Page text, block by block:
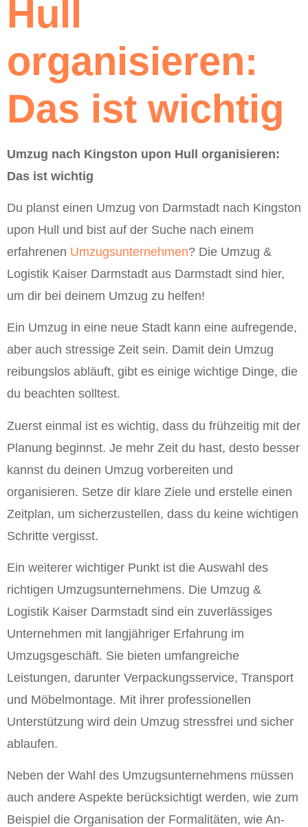
Hull
organisieren:
Das ist wichtig
Umzug nach Kingston upon Hull organisieren:
Das ist wichtig
Du planst einen Umzug von Darmstadt nach Kingston
upon Hull und bist auf der Suche nach einem
erfahrenen Umzugsunternehmen? Die Umzug &
Logistik Kaiser Darmstadt aus Darmstadt sind hier,
um dir bei deinem Umzug zu helfen!
Ein Umzug in eine neue Stadt kann eine aufregende,
aber auch stressige Zeit sein. Damit dein Umzug
reibungslos abläuft, gibt es einige wichtige Dinge, die
du beachten solltest.
Zuerst einmal ist es wichtig, dass du frühzeitig mit der
Planung beginnst. Je mehr Zeit du hast, desto besser
kannst du deinen Umzug vorbereiten und
organisieren. Setze dir klare Ziele und erstelle einen
Zeitplan, um sicherzustellen, dass du keine wichtigen
Schritte vergisst.
Ein weiterer wichtiger Punkt ist die Auswahl des
richtigen Umzugsunternehmens. Die Umzug &
Logistik Kaiser Darmstadt sind ein zuverlässiges
Unternehmen mit langjähriger Erfahrung im
Umzugsgeschäft. Sie bieten umfangreiche
Leistungen, darunter Verpackungsservice, Transport
und Möbelmontage. Mit ihrer professionellen
Unterstützung wird dein Umzug stressfrei und sicher
ablaufen.
Neben der Wahl des Umzugsunternehmens müssen
auch andere Aspekte berücksichtigt werden, wie zum
Beispiel die Organisation der Formalitäten, wie An-